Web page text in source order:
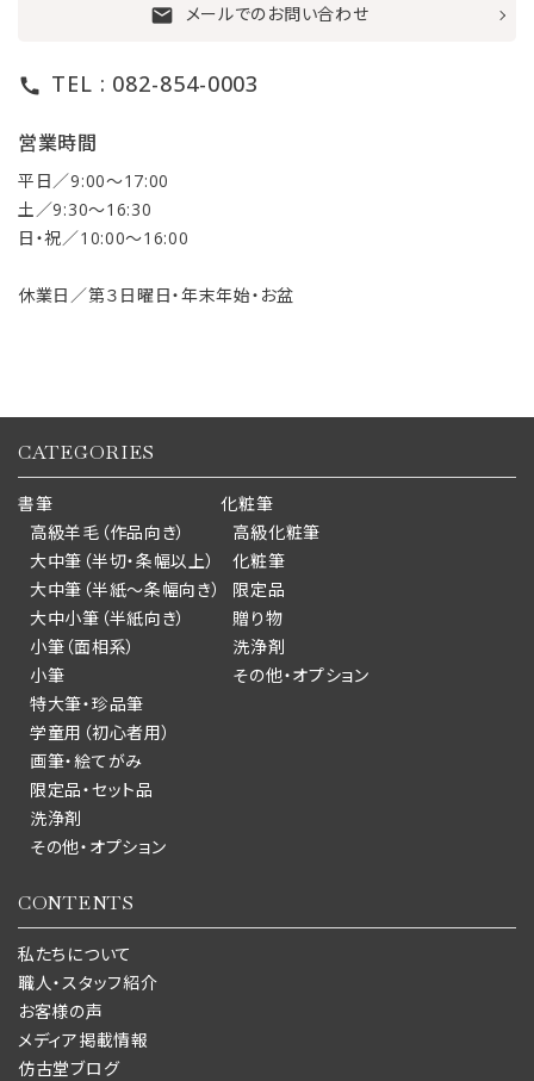
mail メールでのお問い合わせ
call TEL : 082-854-0003
営業時間
平日／9:00〜17:00
土／9:30〜16:30
日・祝／10:00〜16:00
休業日／第３日曜日・年末年始・お盆
CATEGORIES
書筆
高級羊毛（作品向き）
大中筆（半切・条幅以上）
大中筆（半紙～条幅向き）
大中小筆（半紙向き）
小筆（面相系）
小筆
特大筆・珍品筆
学童用（初心者用）
画筆・絵てがみ
限定品・セット品
洗浄剤
その他・オプション
化粧筆
高級化粧筆
化粧筆
限定品
贈り物
洗浄剤
その他・オプション
CONTENTS
私たちについて
職人・スタッフ紹介
お客様の声
メディア掲載情報
仿古堂ブログ